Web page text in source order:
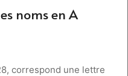
noms en A
correspond une lettre